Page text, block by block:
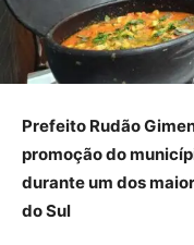
Prefeito Rudão
promoção do
durante um dos
do Sul